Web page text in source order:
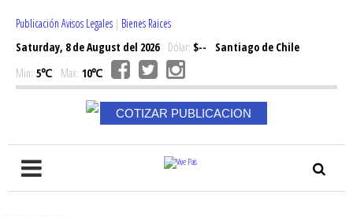
Publicación Avisos Legales | Bienes Raices
Saturday, 8 de August del 2026Dólar: $--
Santiago de Chile
Min: 5℃ Max: 10℃
COTIZAR PUBLICACION